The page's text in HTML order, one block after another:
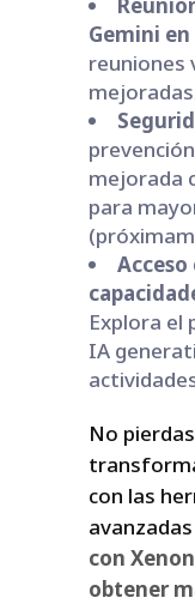
Gemini
reuniones
mejorada
para
Explora el
IA
No
con las
con
obtener